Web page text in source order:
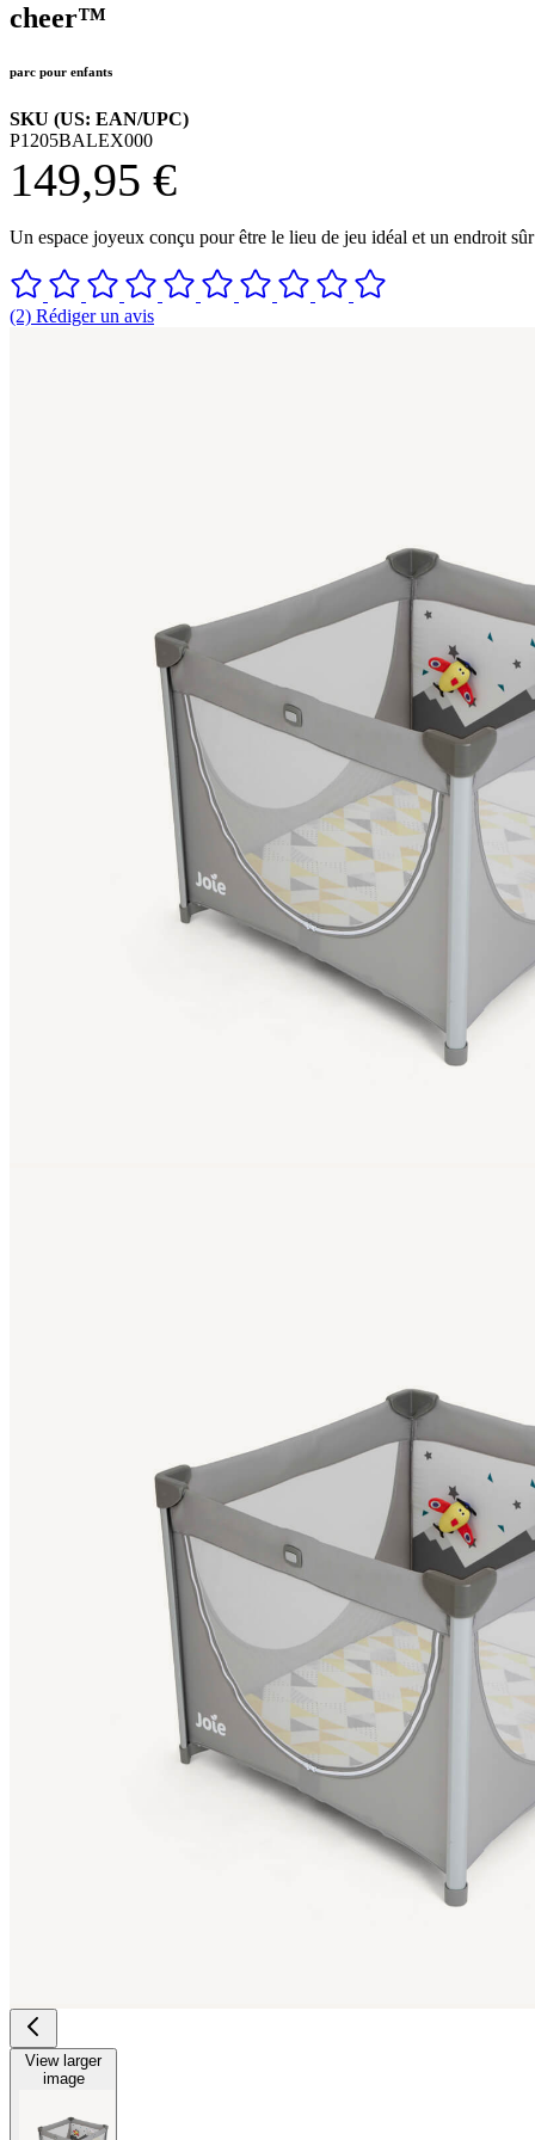
cheer™
parc pour enfants
SKU (US: EAN/UPC)
P1205BALEX000
149,95 €
Un espace joyeux conçu pour être le lieu de jeu idéal et un endroit
(2) Rédiger un avis
View larger
image